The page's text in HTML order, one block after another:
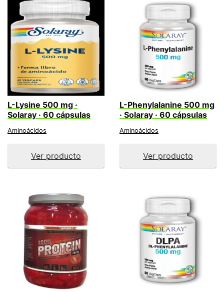
L-Lysine 500 mg ·
Solaray · 60 cápsulas
Aminoácidos
Ver producto
L-Phenylalanine 500 mg
· Solaray · 60 cápsulas
Aminoácidos
Ver producto